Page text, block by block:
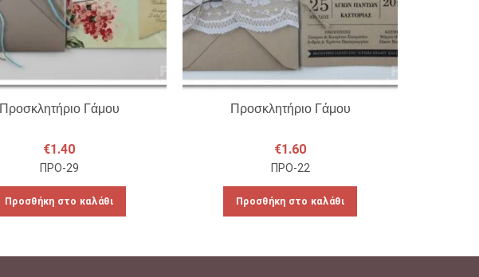
Προσκλητήριο Γάμου
€1.40
ΠΡΟ-29
Προσθήκη στο καλάθι
Προσκλητήριο Γάμου
€1.60
ΠΡΟ-22
Προσθήκη στο καλάθι